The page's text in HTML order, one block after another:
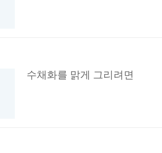
수채화를 맑게 그리려면